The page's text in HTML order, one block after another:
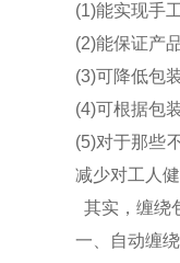
(1)能实现手
(2)能保证产
(3)可降低包
(4)可根据包
(5)对于那些
减少对工人
其实，缠绕
一、自动缠